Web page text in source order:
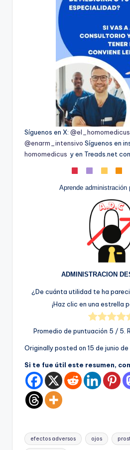
Síguenos en X: @el_homomedicus
@enarm_intensivo Síguenos en
homomedicus y en Treads.net
Aprende administración
ADMINISTRACION
¿De cuánta utilidad te ha
¡Haz clic en una estrella
Promedio de puntuación 5 / 5.
Originally posted on 15 de junio
Si te fue útil este resumen,
Etiquetas:
efectos adversos ojos